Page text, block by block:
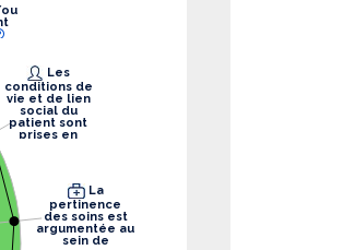
conditions de
vie et de lien
social du
patient sont
prises en
La
pertinence
des soins est
argumentée au
sein de